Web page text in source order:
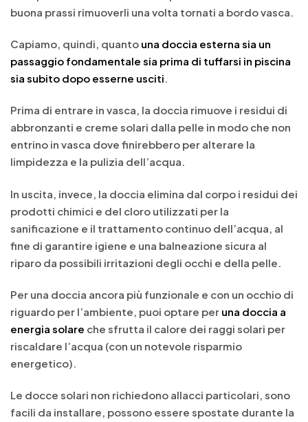
buona prassi rimuoverli una volta tornati a bordo vasca.
Capiamo, quindi, quanto una doccia esterna sia un
passaggio fondamentale sia prima di tuffarsi in piscina
sia subito dopo esserne usciti.
Prima di entrare in vasca, la doccia rimuove i residui di
abbronzanti e creme solari dalla pelle in modo che non
entrino in vasca dove finirebbero per alterare la
limpidezza e la pulizia dell’acqua.
In uscita, invece, la doccia elimina dal corpo i residui dei
prodotti chimici e del cloro utilizzati per la
sanificazione e il trattamento continuo dell’acqua, al
fine di garantire igiene e una balneazione sicura al
riparo da possibili irritazioni degli occhi e della pelle.
Per una doccia ancora più funzionale e con un occhio di
riguardo per l’ambiente, puoi optare per una doccia a
energia solare che sfrutta il calore dei raggi solari per
riscaldare l’acqua (con un notevole risparmio
energetico).
Le docce solari non richiedono allacci particolari, sono
facili da installare, possono essere spostate durante la